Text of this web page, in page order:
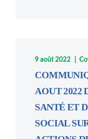
9 août 2022
AOUT 2022
SANTÉ ET
SOCIAL